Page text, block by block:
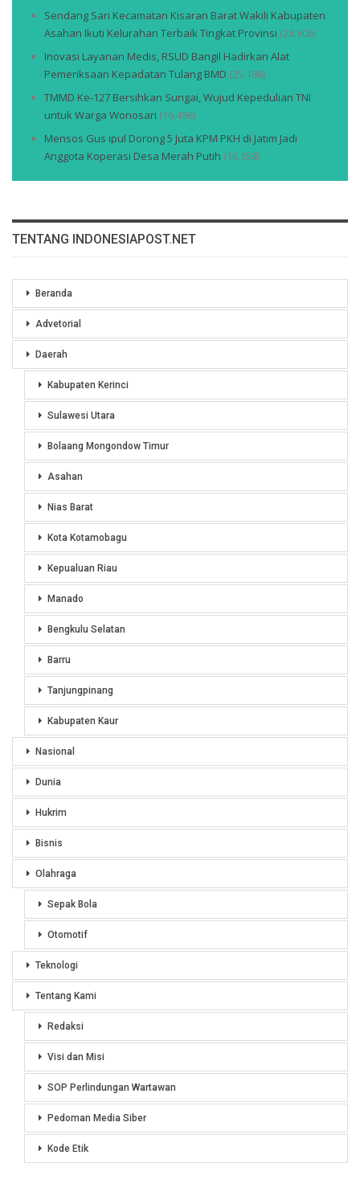
Sendang Sari Kecamatan Kisaran Barat Wakili Kabupaten
Asahan Ikuti Kelurahan Terbaik Tingkat Provinsi (28.806)
Inovasi Layanan Medis, RSUD Bangil Hadirkan Alat
Pemeriksaan Kepadatan Tulang BMD (25.188)
TMMD Ke-127 Bersihkan Sungai, Wujud Kepedulian TNI
untuk Warga Wonosari (16.496)
Mensos Gus ipul Dorong 5 Juta KPM PKH di Jatim Jadi
Anggota Koperasi Desa Merah Putih (16.358)
TENTANG INDONESIAPOST.NET
Beranda
Advetorial
Daerah
Kabupaten Kerinci
Sulawesi Utara
Bolaang Mongondow Timur
Asahan
Nias Barat
Kota Kotamobagu
Kepualuan Riau
Manado
Bengkulu Selatan
Barru
Tanjungpinang
Kabupaten Kaur
Nasional
Dunia
Hukrim
Bisnis
Olahraga
Sepak Bola
Otomotif
Teknologi
Tentang Kami
Redaksi
Visi dan Misi
SOP Perlindungan Wartawan
Pedoman Media Siber
Kode Etik